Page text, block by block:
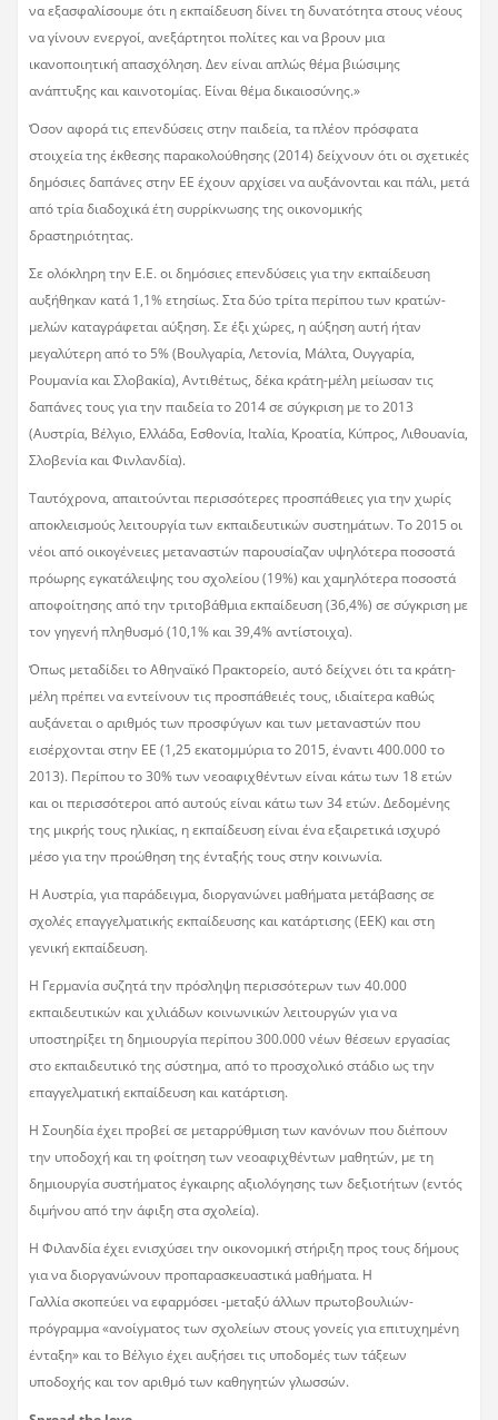
να εξασφαλίσουμε ότι η εκπαίδευση δίνει τη δυνατότητα στους νέους
να γίνουν ενεργοί, ανεξάρτητοι πολίτες και να βρουν μια
ικανοποιητική απασχόληση. Δεν είναι απλώς θέμα βιώσιμης
ανάπτυξης και καινοτομίας. Είναι θέμα δικαιοσύνης.»
Όσον αφορά τις επενδύσεις στην παιδεία, τα πλέον πρόσφατα
στοιχεία της έκθεσης παρακολούθησης (2014) δείχνουν ότι οι σχετικές
δημόσιες δαπάνες στην ΕΕ έχουν αρχίσει να αυξάνονται και πάλι, μετά
από τρία διαδοχικά έτη συρρίκνωσης της οικονομικής
δραστηριότητας.
Σε ολόκληρη την Ε.Ε. οι δημόσιες επενδύσεις για την εκπαίδευση
αυξήθηκαν κατά 1,1% ετησίως. Στα δύο τρίτα περίπου των κρατών-
μελών καταγράφεται αύξηση. Σε έξι χώρες, η αύξηση αυτή ήταν
μεγαλύτερη από το 5% (Βουλγαρία, Λετονία, Μάλτα, Ουγγαρία,
Ρουμανία και Σλοβακία), Αντιθέτως, δέκα κράτη-μέλη μείωσαν τις
δαπάνες τους για την παιδεία το 2014 σε σύγκριση με το 2013
(Αυστρία, Βέλγιο, Ελλάδα, Εσθονία, Ιταλία, Κροατία, Κύπρος, Λιθουανία,
Σλοβενία και Φινλανδία).
Ταυτόχρονα, απαιτούνται περισσότερες προσπάθειες για την χωρίς
αποκλεισμούς λειτουργία των εκπαιδευτικών συστημάτων. Το 2015 οι
νέοι από οικογένειες μεταναστών παρουσίαζαν υψηλότερα ποσοστά
πρόωρης εγκατάλειψης του σχολείου (19%) και χαμηλότερα ποσοστά
αποφοίτησης από την τριτοβάθμια εκπαίδευση (36,4%) σε σύγκριση με
τον γηγενή πληθυσμό (10,1% και 39,4% αντίστοιχα).
Όπως μεταδίδει το Αθηναϊκό Πρακτορείο, αυτό δείχνει ότι τα κράτη-
μέλη πρέπει να εντείνουν τις προσπάθειές τους, ιδιαίτερα καθώς
αυξάνεται ο αριθμός των προσφύγων και των μεταναστών που
εισέρχονται στην ΕΕ (1,25 εκατομμύρια το 2015, έναντι 400.000 το
2013). Περίπου το 30% των νεοαφιχθέντων είναι κάτω των 18 ετών
και οι περισσότεροι από αυτούς είναι κάτω των 34 ετών. Δεδομένης
της μικρής τους ηλικίας, η εκπαίδευση είναι ένα εξαιρετικά ισχυρό
μέσο για την προώθηση της ένταξής τους στην κοινωνία.
Η Αυστρία, για παράδειγμα, διοργανώνει μαθήματα μετάβασης σε
σχολές επαγγελματικής εκπαίδευσης και κατάρτισης (ΕΕΚ) και στη
γενική εκπαίδευση.
Η Γερμανία συζητά την πρόσληψη περισσότερων των 40.000
εκπαιδευτικών και χιλιάδων κοινωνικών λειτουργών για να
υποστηρίξει τη δημιουργία περίπου 300.000 νέων θέσεων εργασίας
στο εκπαιδευτικό της σύστημα, από το προσχολικό στάδιο ως την
επαγγελματική εκπαίδευση και κατάρτιση.
Η Σουηδία έχει προβεί σε μεταρρύθμιση των κανόνων που διέπουν
την υποδοχή και τη φοίτηση των νεοαφιχθέντων μαθητών, με τη
δημιουργία συστήματος έγκαιρης αξιολόγησης των δεξιοτήτων (εντός
διμήνου από την άφιξη στα σχολεία).
Η Φιλανδία έχει ενισχύσει την οικονομική στήριξη προς τους δήμους
για να διοργανώνουν προπαρασκευαστικά μαθήματα. Η
Γαλλία σκοπεύει να εφαρμόσει -μεταξύ άλλων πρωτοβουλιών-
πρόγραμμα «ανοίγματος των σχολείων στους γονείς για επιτυχημένη
ένταξη» και το Βέλγιο έχει αυξήσει τις υποδομές των τάξεων
υποδοχής και τον αριθμό των καθηγητών γλωσσών.